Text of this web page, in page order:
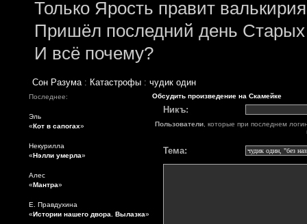
Только Ярость правит
Пришёл последний день Старых
И всё почему?
Сон Разума: Катастрофы: чудик один
Последнее:
Эль
«Кот в сапогах»
Некурилла
«Нэлли умерла»
Алес
«Мантра»
Е. Правдухина
«Истории нашего двора. Вылазка»
Обсудить произведение на Скамейке
Никъ:
Пользователи , которые при последнем
Тема: